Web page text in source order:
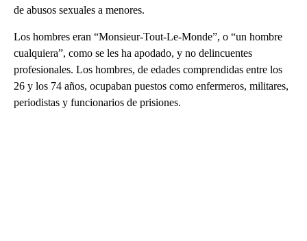
de abusos sexuales a menores.
Los hombres eran “Monsieur-Tout-Le-Monde”, o “un hombre
cualquiera”, como se les ha apodado, y no delincuentes
profesionales. Los hombres, de edades comprendidas entre los
26 y los 74 años, ocupaban puestos como enfermeros, militares,
periodistas y funcionarios de prisiones.